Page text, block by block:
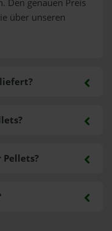
über unseren